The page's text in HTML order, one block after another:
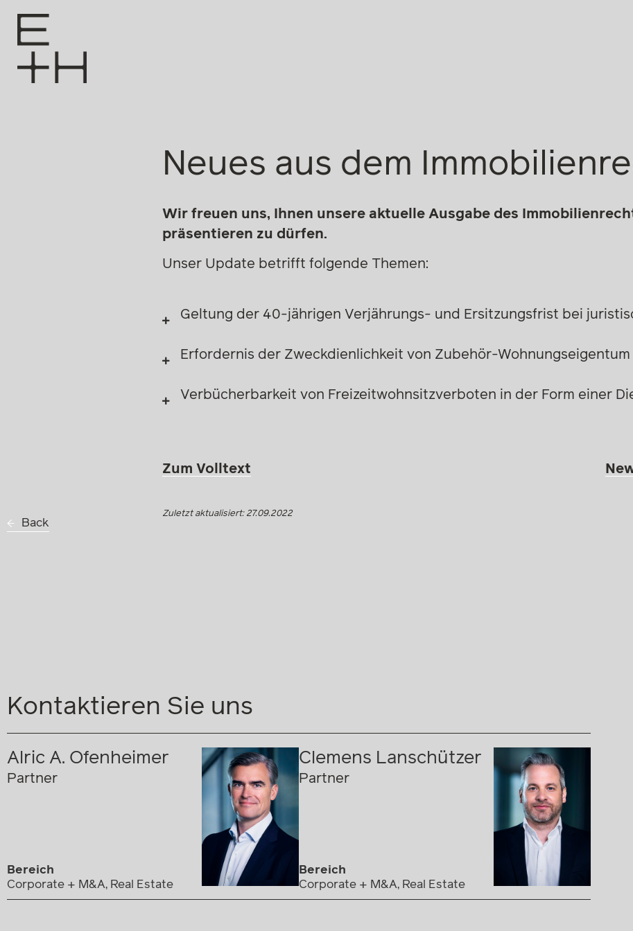
Back
Neues aus dem
Wir freuen uns, Ihnen unsere aktuelle Ausgabe des
präsentieren zu dürfen.
Unser Update betrifft folgende Themen:
Geltung der 40-jährigen Verjährungs- und Ersitzungsfrist bei
Erfordernis der Zweckdienlichkeit von Zubehör-Wohnungseigentum
Verbücherbarkeit von Freizeitwohnsitzverboten in der Form einer
Zum Volltext
Zuletzt aktualisiert: 27.09.2022
Kontaktieren Sie uns
Alric A. Ofenheimer
Partner
Bereich
Corporate + M&A, Real Estate
Clemens Lanschützer
Partner
Bereich
Corporate + M&A, Real Estate